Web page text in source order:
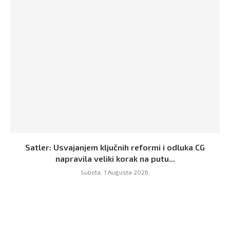
Satler: Usvajanjem ključnih reformi i odluka CG
napravila veliki korak na putu...
Subota, 1 Augusta 2026,